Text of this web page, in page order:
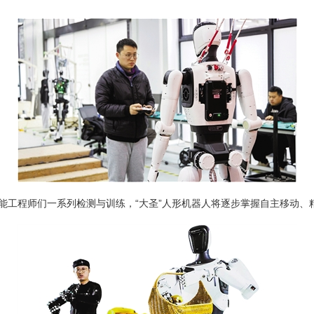
工程师们一系列检测与训练，“大圣”人形机器人将逐步掌握自主移动、